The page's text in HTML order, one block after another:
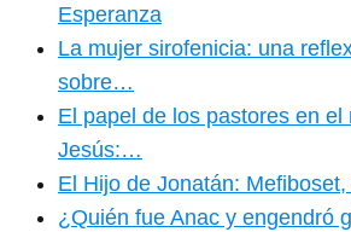
Esperanza
La mujer sirofenicia: una
sobre…
El papel de los pastores en el
Jesús:…
El Hijo de Jonatán:
¿Quién fue Anac y engendró